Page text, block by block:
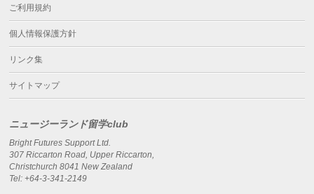
ご利用規約
個人情報保護方針
リンク集
サイトマップ
ニュージーランド留学club
Bright Futures Support Ltd.
307 Riccarton Road, Upper Riccarton,
Christchurch 8041 New Zealand
Tel: +64-3-341-2149